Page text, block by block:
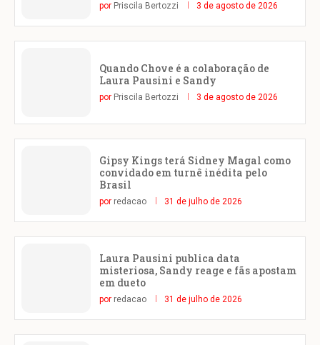
por Priscila Bertozzi 3 de agosto de 2026
Quando Chove é a colaboração de
Laura Pausini e Sandy
por Priscila Bertozzi 3 de agosto de 2026
Gipsy Kings terá Sidney Magal como
convidado em turnê inédita pelo
Brasil
por redacao 31 de julho de 2026
Laura Pausini publica data
misteriosa, Sandy reage e fãs apostam
em dueto
por redacao 31 de julho de 2026